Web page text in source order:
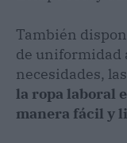
También
de uniformidad
necesidades,
la ropa laboral
manera fácil y